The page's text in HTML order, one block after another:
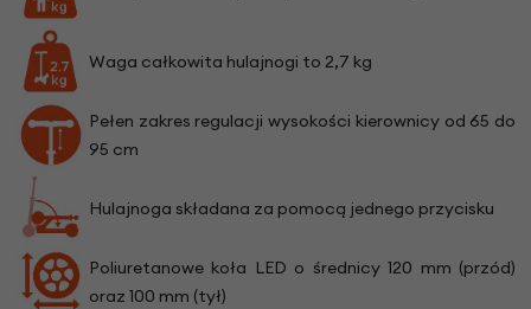
Waga całkowita hulajnogi to 2,7 kg
Pełen zakres regulacji wysokości kierownicy od 65 do
95 cm
Hulajnoga składana za pomocą jednego przycisku
Poliuretanowe koła LED o średnicy 120 mm (przód)
oraz 100 mm (tył)